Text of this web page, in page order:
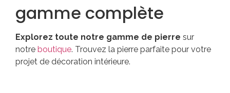
gamme complète
Explorez toute notre gamme de pierre sur
notre boutique. Trouvez la pierre parfaite pour votre
projet de décoration intérieure.